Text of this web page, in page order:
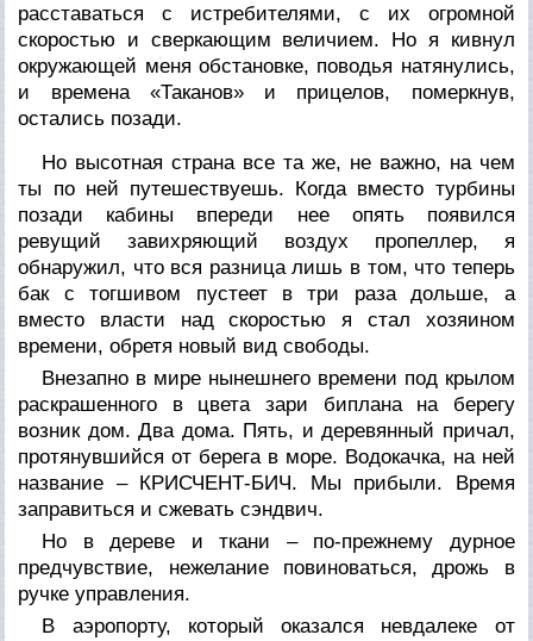
расставаться с истребителями, с их огромной
скоростью и сверкающим величием. Но я кивнул
окружающей меня обстановке, поводья натянулись,
и времена «Таканов» и прицелов, померкнув,
остались позади.
Но высотная страна все та же, не важно, на чем
ты по ней путешествуешь. Когда вместо турбины
позади кабины впереди нее опять появился
ревущий завихряющий воздух пропеллер, я
обнаружил, что вся разница лишь в том, что теперь
бак с тогшивом пустеет в три раза дольше, а
вместо власти над скоростью я стал хозяином
времени, обретя новый вид свободы.
Внезапно в мире нынешнего времени под крылом
раскрашенного в цвета зари биплана на берегу
возник дом. Два дома. Пять, и деревянный причал,
протянувшийся от берега в море. Водокачка, на ней
название – КРИСЧЕНТ-БИЧ. Мы прибыли. Время
заправиться и сжевать сэндвич.
Но в дереве и ткани – по-прежнему дурное
предчувствие, нежелание повиноваться, дрожь в
ручке управления.
В аэропорту, который оказался невдалеке от